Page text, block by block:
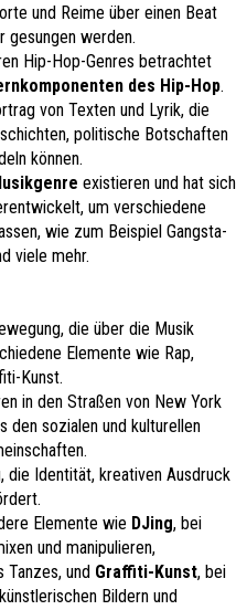
und Reime über einen Beat
gesungen werden.
Hip-Hop-Genres betrachtet
des Hip-Hop.
von Texten und Lyrik, die
politische Botschaften
können.
existieren und hat sich
um verschiedene
wie zum Beispiel Gangsta-
viele mehr.
die über die Musik
Elemente wie Rap,
Kunst.
in den Straßen von New York
den sozialen und kulturellen
die Identität, kreativen Ausdruck
Elemente wie DJing, bei
und manipulieren,
Tanzes, und Graffiti-Kunst, bei
Bildern und